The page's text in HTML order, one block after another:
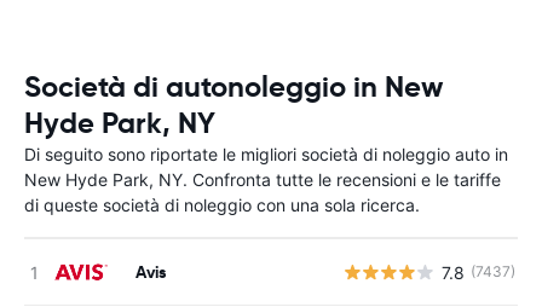
Società di autonoleggio in New
Hyde Park, NY
Di seguito sono riportate le migliori società di noleggio auto in
New Hyde Park, NY. Confronta tutte le recensioni e le tariffe
di queste società di noleggio con una sola ricerca.
Avis 7.8 (7437)